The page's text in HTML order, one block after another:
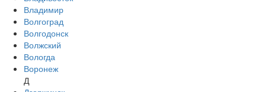
Владимир
Волгоград
Волгодонск
Волжский
Вологда
Воронеж
Д